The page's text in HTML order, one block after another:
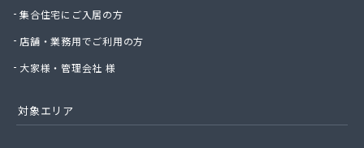
丸島石油瓦斯販売
丸由工材株式会社
久保田商店
協栄石油瓦斯株式会社
桐山商店
集合住宅にご入居の方
店舗・業務用でご利用の方
大家様・管理会社 様
対象エリア